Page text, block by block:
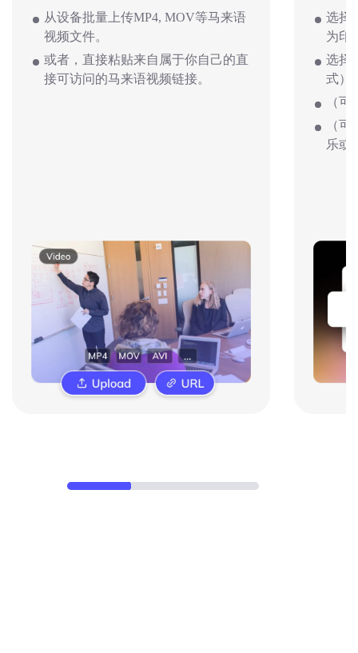
从设备批量上传MP4, MOV等马来语
视频文件。
或者，直接粘贴来自属于你自己的直
接可访问的马来语视频链接。
选择
为印
选择
式）
（
（
乐或